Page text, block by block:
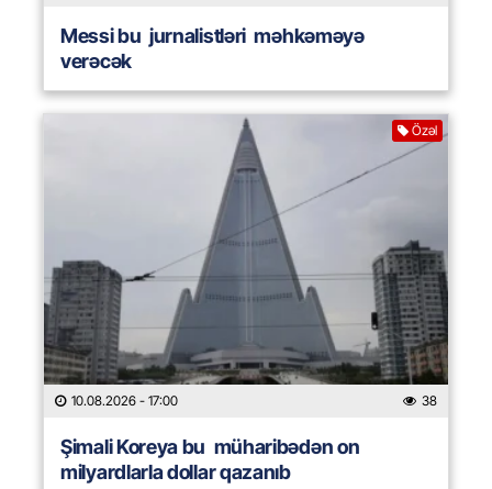
Messi bu jurnalistləri məhkəməyə
verəcək
Özəl
10.08.2026 - 17:00 38
Şimali Koreya bu müharibədən on
milyardlarla dollar qazanıb